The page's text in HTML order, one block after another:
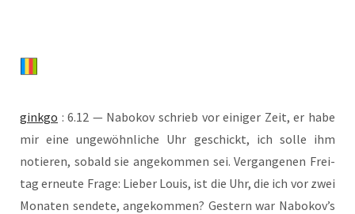
gink­go : 6.12 — Nabo­kov schrieb vor eini­ger Zeit, er habe
mir eine unge­wöhn­li­che Uhr geschickt, ich sol­le ihm
notie­ren, sobald sie ange­kom­men sei. Ver­gan­ge­nen Frei­
tag erneu­te Fra­ge: Lie­ber Lou­is, ist die Uhr, die ich vor zwei
Mona­ten sen­de­te, ange­kom­men? Ges­tern war Nabokov’s